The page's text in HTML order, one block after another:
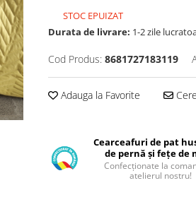
STOC EPUIZAT
Durata de livrare: 1-2 zile
Cod Produs: 8681727183119
Adauga la Favorite
Cearceafuri de pat
de pernă și fețe de
Confecționate la
atelierul nostru!